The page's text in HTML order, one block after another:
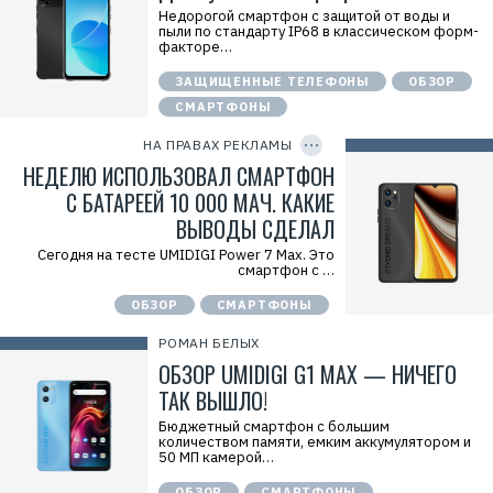
Недорогой смартфон с защитой от воды и
пыли по стандарту IP68 в классическом форм-
факторе…
ЗАЩИЩЕННЫЕ ТЕЛЕФОНЫ
ОБЗОР
СМАРТФОНЫ
НА ПРАВАХ РЕКЛАМЫ
Р
е
л
а
а
е
л
ь
:
О
О
Д
и
с
Н
Н
7
Y
I
D
НЕДЕЛЮ ИСПОЛЬЗОВАЛ СМАРТФОН
С БАТАРЕЕЙ 10 000 МАЧ. КАКИЕ
ВЫВОДЫ СДЕЛАЛ
Сегодня на тесте UMIDIGI Power 7 Max. Это
смартфон с …
ОБЗОР СМАРТФОНЫ
РОМАН БЕЛЫХ
ОБЗОР UMIDIGI G1 MAX — НИЧЕГО
ТАК ВЫШЛО!
Бюджетный смартфон с большим
количеством памяти, емким аккумулятором и
50 МП камерой…